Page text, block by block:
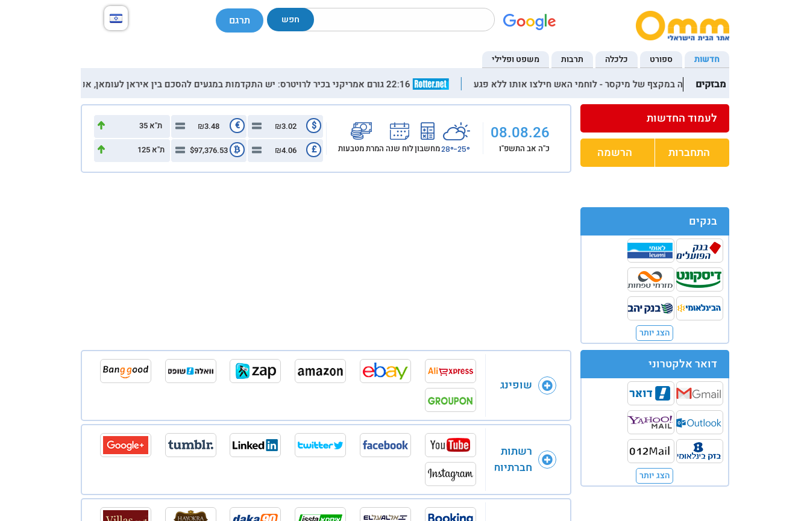
חפש תרגם
חדשות ספורט כלכלה תרבות משפט ופלילי
מבזקים
22:16 גורם אמריקני בכיר לרויטרס: יש התקדמות במגעים להסכם בין איראן לעומאן, אנו מצפים להכרזה עליו בקרוב. ברגע שיוכרז ההסכם, נסיר את המצור על איראן
לעמוד החדשות
התחברות הרשמה
בנקים
הצג יותר
דואר אלקטרוני
הצג יותר
08.08.26
כ"ה אב התשפ"ו 25°-28° מחשבוןלוח שנה המרת מטבעות
$
₪3.02
£
₪4.06
€
₪3.48
$97,376.53
ת"א 35
ת"א 125
שופינג
רשתות
חברתיות